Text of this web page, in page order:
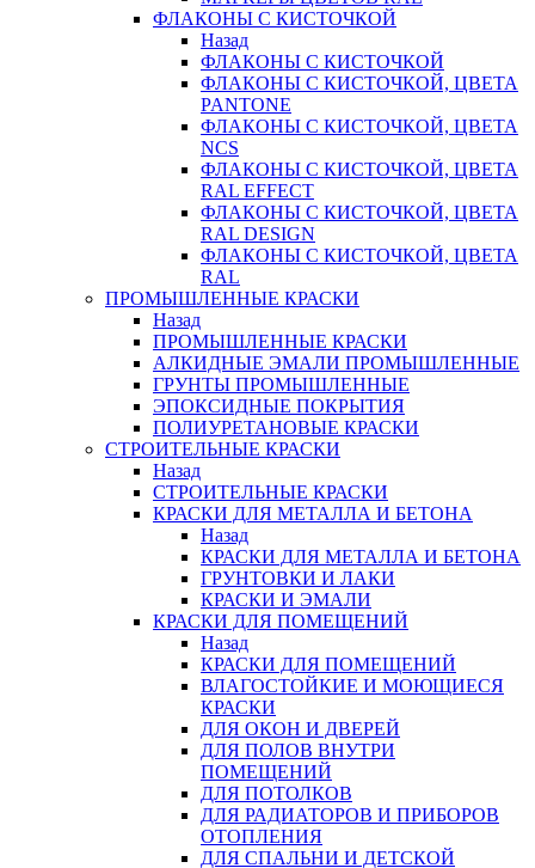
ФЛАКОНЫ С КИСТОЧКОЙ
Назад
ФЛАКОНЫ С КИСТОЧКОЙ
ФЛАКОНЫ С КИСТОЧКОЙ, ЦВЕТА
PANTONE
ФЛАКОНЫ С КИСТОЧКОЙ, ЦВЕТА
NCS
ФЛАКОНЫ С КИСТОЧКОЙ, ЦВЕТА
RAL EFFECT
ФЛАКОНЫ С КИСТОЧКОЙ, ЦВЕТА
RAL DESIGN
ФЛАКОНЫ С КИСТОЧКОЙ, ЦВЕТА
RAL
ПРОМЫШЛЕННЫЕ КРАСКИ
Назад
ПРОМЫШЛЕННЫЕ КРАСКИ
АЛКИДНЫЕ ЭМАЛИ ПРОМЫШЛЕННЫЕ
ГРУНТЫ ПРОМЫШЛЕННЫЕ
ЭПОКСИДНЫЕ ПОКРЫТИЯ
ПОЛИУРЕТАНОВЫЕ КРАСКИ
СТРОИТЕЛЬНЫЕ КРАСКИ
Назад
СТРОИТЕЛЬНЫЕ КРАСКИ
КРАСКИ ДЛЯ МЕТАЛЛА И БЕТОНА
Назад
КРАСКИ ДЛЯ МЕТАЛЛА И БЕТОНА
ГРУНТОВКИ И ЛАКИ
КРАСКИ И ЭМАЛИ
КРАСКИ ДЛЯ ПОМЕЩЕНИЙ
Назад
КРАСКИ ДЛЯ ПОМЕЩЕНИЙ
ВЛАГОСТОЙКИЕ И МОЮЩИЕСЯ
КРАСКИ
ДЛЯ ОКОН И ДВЕРЕЙ
ДЛЯ ПОЛОВ ВНУТРИ
ПОМЕЩЕНИЙ
ДЛЯ ПОТОЛКОВ
ДЛЯ РАДИАТОРОВ И ПРИБОРОВ
ОТОПЛЕНИЯ
ДЛЯ СПАЛЬНИ И ДЕТСКОЙ